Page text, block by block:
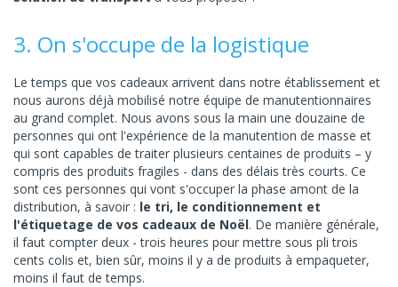
3. On s'occupe de la logistique
Le temps que vos cadeaux arrivent dans notre établissement et
nous aurons déjà mobilisé notre équipe de manutentionnaires
au grand complet. Nous avons sous la main une douzaine de
personnes qui ont l'expérience de la manutention de masse et
qui sont capables de traiter plusieurs centaines de produits – y
compris des produits fragiles - dans des délais très courts. Ce
sont ces personnes qui vont s'occuper la phase amont de la
distribution, à savoir : le tri, le conditionnement et
l'étiquetage de vos cadeaux de Noël. De manière générale,
il faut compter deux - trois heures pour mettre sous pli trois
cents colis et, bien sûr, moins il y a de produits à empaqueter,
moins il faut de temps.